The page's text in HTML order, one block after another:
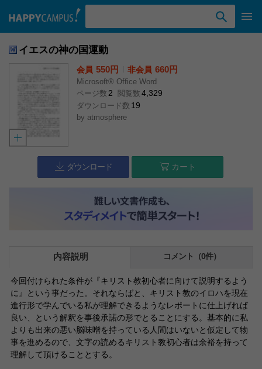
イエスの神の国運動
会員 550円 非会員 660円
Microsoft® Office Word
ページ数 2 閲覧数 4,329
ダウンロード数 19
by atmosphere
ダウンロード カート
内容説明 コメント（0件）
今回付けられた条件が『キリスト教初心者に向けて説明するよう
に』という事だった。それならばと、キリスト教のイロハを現在
進行形で学んでいる私が理解できるようなレポートに仕上げれば
良い、という解釈を事後承諾の形でとることにする。基本的に私
よりも出来の悪い脳味噌を持っている人間はいないと仮定して物
事を進めるので、文字の読めるキリスト教初心者は余裕を持って
理解して頂けることとする。